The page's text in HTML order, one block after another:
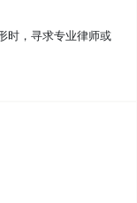
时，寻求专业律师或